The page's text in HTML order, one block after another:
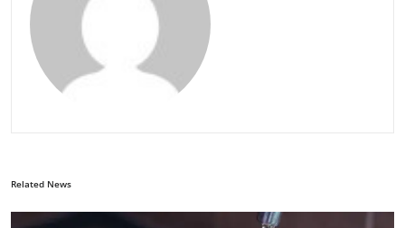
Related News